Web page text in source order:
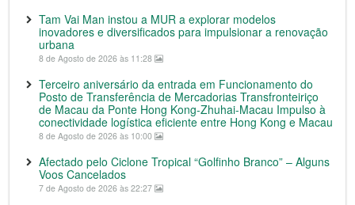
Tam Vai Man instou a MUR a explorar modelos
inovadores e diversificados para impulsionar a renovação
urbana
8 de Agosto de 2026 às 11:28
Terceiro aniversário da entrada em Funcionamento do
Posto de Transferência de Mercadorias Transfronteiriço
de Macau da Ponte Hong Kong-Zhuhai-Macau Impulso à
conectividade logística eficiente entre Hong Kong e Macau
8 de Agosto de 2026 às 10:00
Afectado pelo Ciclone Tropical “Golfinho Branco” – Alguns
Voos Cancelados
7 de Agosto de 2026 às 22:27